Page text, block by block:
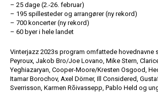
– 25 dage (2.-26. februar)
– 195 spillesteder og arrangører (ny rekord)
– 700 koncerter (ny rekord)
– 60 byer i hele landet
Vinterjazz 2023s program omfattede hovednavne
Peyroux, Jakob Bro/Joe Lovano, Mike Stern,
Yeghiazaryan, Cooper-Moore/Kresten Osgood,
Itamar Borochov, Axel Dörner, Ill Considered,
Sverrisson, Karmen Rõivassepp, Pablo Held og